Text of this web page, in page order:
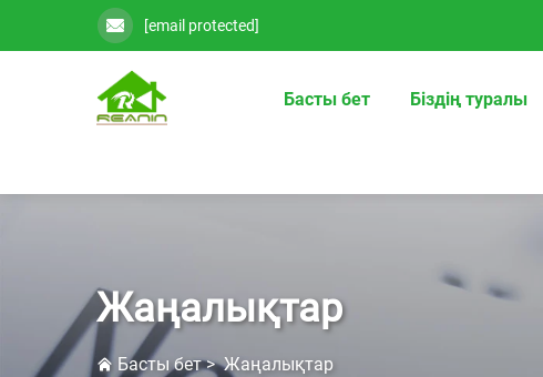
[email protected]
Басты бет Біздің туралы
Жаңалықтар
Басты бет>Жаңалықтар